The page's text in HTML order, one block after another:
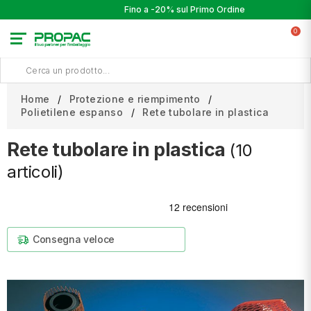
0
Fino a -20% sul Primo Ordine
Home
Protezione e riempimento
Polietilene espanso
Rete tubolare in plastica
Rete tubolare in plastica (10
articoli)
Consegna veloce